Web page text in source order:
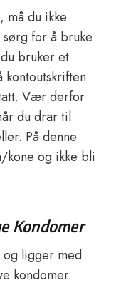
må du ikke
for å bruke
bruker et
Vær derfor
du drar til
På denne
kone og ikke bli
Kondomer
ligger med
kondomer.